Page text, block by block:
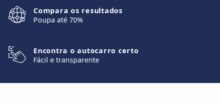
Compara os resultados
Poupa até 70%
Encontra o autocarro certo
Fácil e transparente